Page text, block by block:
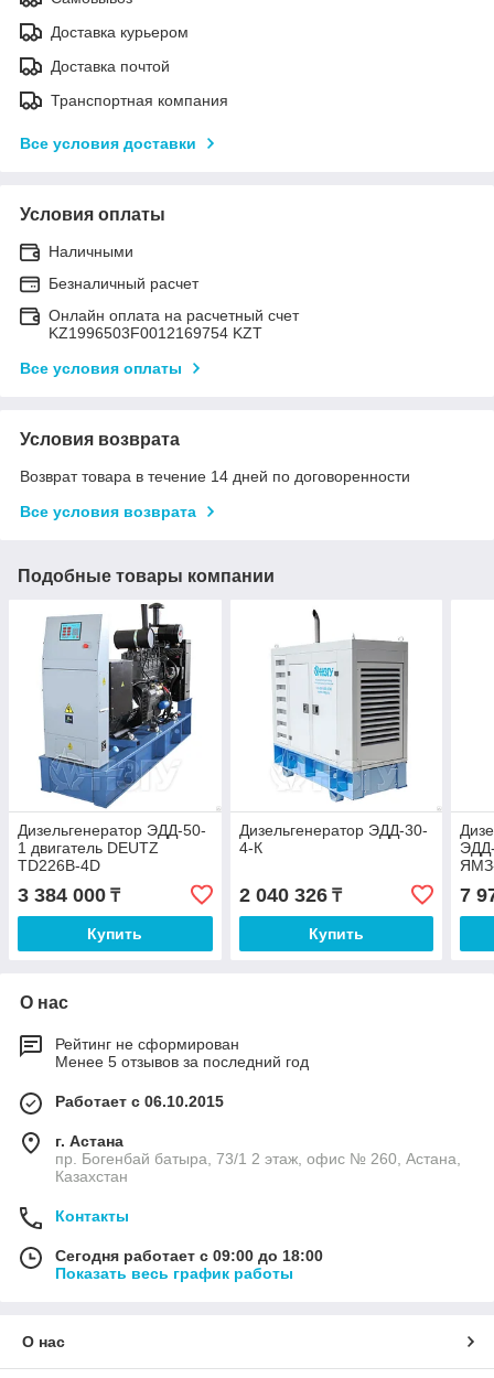
Доставка курьером
Доставка почтой
Транспортная компания
Все условия доставки
Условия оплаты
Наличными
Безналичный расчет
Онлайн оплата на расчетный счет
KZ1996503F0012169754 KZT
Все условия оплаты
Условия возврата
Возврат товара в течение 14 дней по договоренности
Все условия возврата
Подобные товары компании
Дизельгенератор ЭДД-50-
1 двигатель DEUTZ
TD226B-4D
3 384 000 ₸
Купить
Дизельгенератор ЭДД-30-
4-К
2 040 326₸
Купить
7
О нас
Рейтинг не сформирован
Менее 5 отзывов за последний год
Работает с 06.10.2015
г. Астана
пр. Богенбай батыра, 73/1 2 этаж, офис № 260, Астана,
Казахстан
Контакты
Сегодня работает с 09:00 до 18:00
Показать весь график работы
О нас